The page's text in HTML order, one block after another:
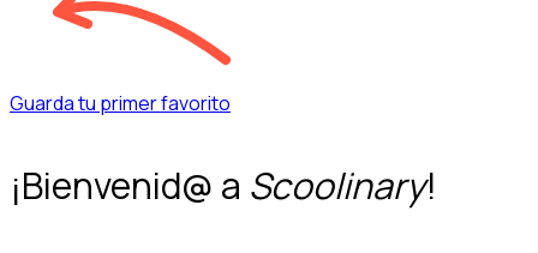
Guarda tu primer favorito
¡Bienvenid@ a Scoolinary!